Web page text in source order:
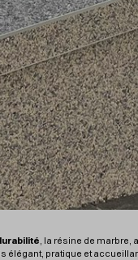
, la résine de
élégant, pratique et